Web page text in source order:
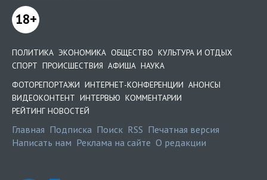
18+
ПОЛИТИКА ЭКОНОМИКА ОБЩЕСТВО КУЛЬТУРА И ОТДЫХ
СПОРТ ПРОИСШЕСТВИЯ АФИША НАУКА
ФОТОРЕПОРТАЖИ ИНТЕРНЕТ-КОНФЕРЕНЦИИ АНОНСЫ
ВИДЕОКОНТЕНТ ИНТЕРВЬЮ КОММЕНТАРИИ
РЕЙТИНГ НОВОСТЕЙ
Главная Подписка Поиск RSS Печатная версия
Написать нам Реклама на сайте О редакции